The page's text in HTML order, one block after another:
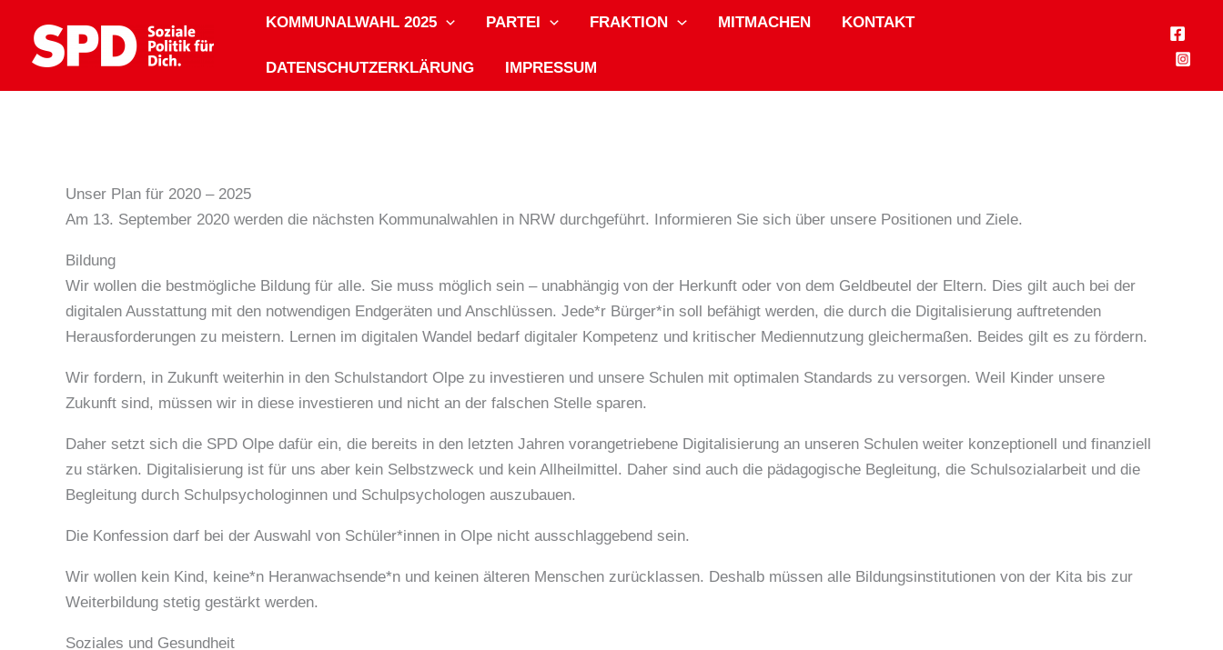
Inhalt
springen
KOMMUNALWAHL 2025 PARTEI FRAKTION MITMACHEN KONTAKT
DATENSCHUTZERKLÄRUNG IMPRESSUM
Unser Plan für 2020 – 2025
Am 13. September 2020 werden die nächsten Kommunalwahlen in NRW durchgeführt. Informieren Sie sich über unsere Positionen und Ziele.
Bildung
Wir wollen die bestmögliche Bildung für alle. Sie muss möglich sein – unabhängig von der Herkunft oder von dem Geldbeutel der Eltern. Dies gilt auch bei der
digitalen Ausstattung mit den notwendigen Endgeräten und Anschlüssen. Jede*r Bürger*in soll befähigt werden, die durch die Digitalisierung auftretenden
Herausforderungen zu meistern. Lernen im digitalen Wandel bedarf digitaler Kompetenz und kritischer Mediennutzung gleichermaßen. Beides gilt es zu fördern.
Wir fordern, in Zukunft weiterhin in den Schulstandort Olpe zu investieren und unsere Schulen mit optimalen Standards zu versorgen. Weil Kinder unsere
Zukunft sind, müssen wir in diese investieren und nicht an der falschen Stelle sparen.
Daher setzt sich die SPD Olpe dafür ein, die bereits in den letzten Jahren vorangetriebene Digitalisierung an unseren Schulen weiter konzeptionell und finanziell
zu stärken. Digitalisierung ist für uns aber kein Selbstzweck und kein Allheilmittel. Daher sind auch die pädagogische Begleitung, die Schulsozialarbeit und die
Begleitung durch Schulpsychologinnen und Schulpsychologen auszubauen.
Die Konfession darf bei der Auswahl von Schüler*innen in Olpe nicht ausschlaggebend sein.
Wir wollen kein Kind, keine*n Heranwachsende*n und keinen älteren Menschen zurücklassen. Deshalb müssen alle Bildungsinstitutionen von der Kita bis zur
Weiterbildung stetig gestärkt werden.
Soziales und Gesundheit